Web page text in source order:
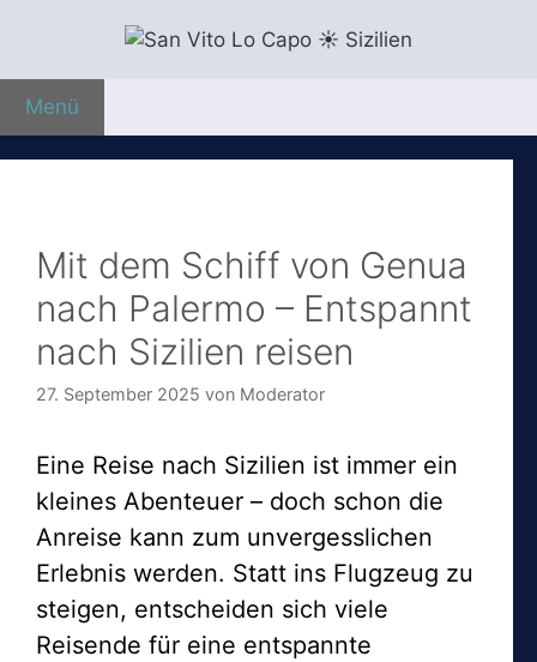
springen
Menü
Mit dem Schiff von Genua
nach Palermo – Entspannt
nach Sizilien reisen
27. September 2025 von Moderator
Eine Reise nach Sizilien ist immer ein
kleines Abenteuer – doch schon die
Anreise kann zum unvergesslichen
Erlebnis werden. Statt ins Flugzeug zu
steigen, entscheiden sich viele
Reisende für eine entspannte